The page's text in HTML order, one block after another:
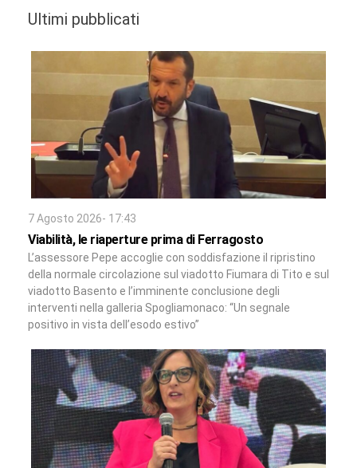
Ultimi pubblicati
7 Agosto 2026- 17:43
Viabilità, le riaperture prima di Ferragosto
L’assessore Pepe accoglie con soddisfazione il ripristino
della normale circolazione sul viadotto Fiumara di Tito e sul
viadotto Basento e l’imminente conclusione degli
interventi nella galleria Spogliamonaco: “Un segnale
positivo in vista dell’esodo estivo”